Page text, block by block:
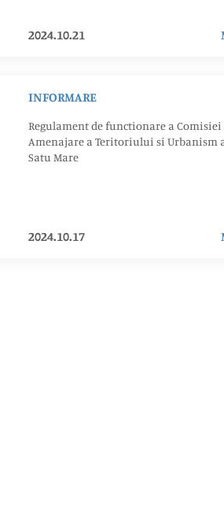
2024.10.21
INFORMARE
Regulament de functionare a Comisiei
Amenajare a Teritoriului si Urbanism
Satu Mare
2024.10.17